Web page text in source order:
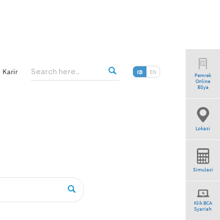
Karir ID EN
Pemrek
Online
BSya
Lokasi
Simulasi
Klik BCA
Syariah